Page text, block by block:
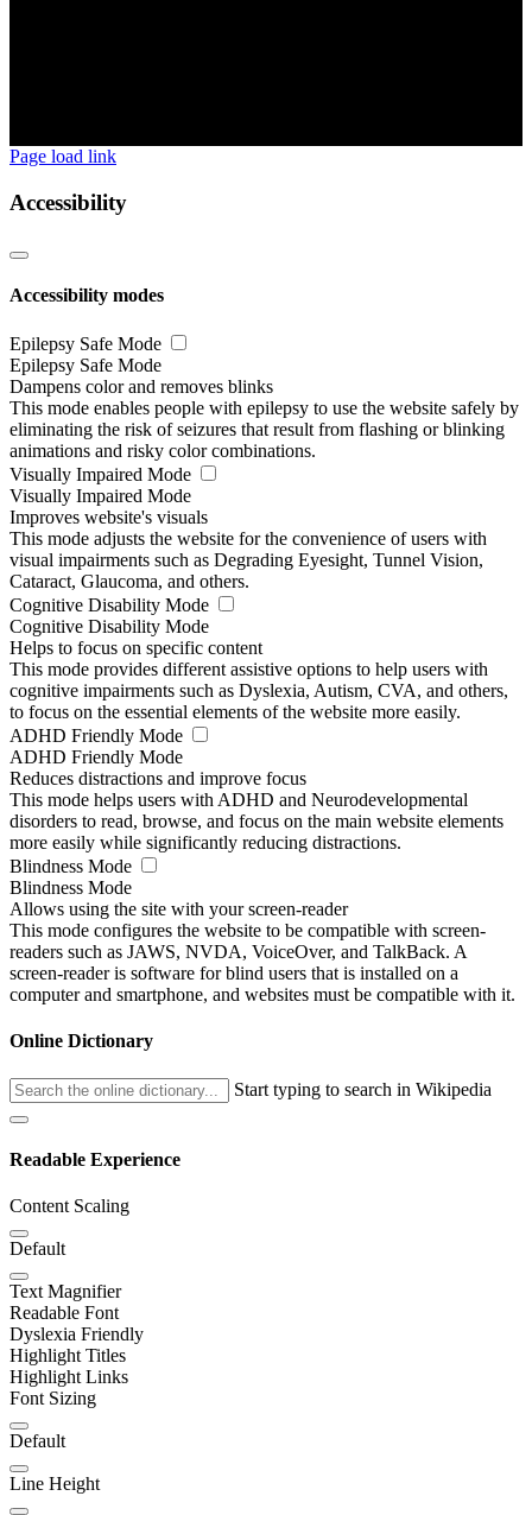
Page load link
Accessibility
Accessibility modes
Epilepsy Safe Mode
Epilepsy Safe Mode
Dampens color and removes blinks
This mode enables people with epilepsy to use the website safely by
eliminating the risk of seizures that result from flashing or blinking
animations and risky color combinations.
Visually Impaired Mode
Visually Impaired Mode
Improves website's visuals
This mode adjusts the website for the convenience of users with
visual impairments such as Degrading Eyesight, Tunnel Vision,
Cataract, Glaucoma, and others.
Cognitive Disability Mode
Cognitive Disability Mode
Helps to focus on specific content
This mode provides different assistive options to help users with
cognitive impairments such as Dyslexia, Autism, CVA, and others,
to focus on the essential elements of the website more easily.
ADHD Friendly Mode
ADHD Friendly Mode
Reduces distractions and improve focus
This mode helps users with ADHD and Neurodevelopmental
disorders to read, browse, and focus on the main website elements
more easily while significantly reducing distractions.
Blindness Mode
Blindness Mode
Allows using the site with your screen-reader
This mode configures the website to be compatible with screen-
readers such as JAWS, NVDA, VoiceOver, and TalkBack. A
screen-reader is software for blind users that is installed on a
computer and smartphone, and websites must be compatible with it.
Online Dictionary
Start typing to search in Wikipedia
Readable Experience
Content Scaling
Default
Text Magnifier
Readable Font
Dyslexia Friendly
Highlight Titles
Highlight Links
Font Sizing
Default
Line Height